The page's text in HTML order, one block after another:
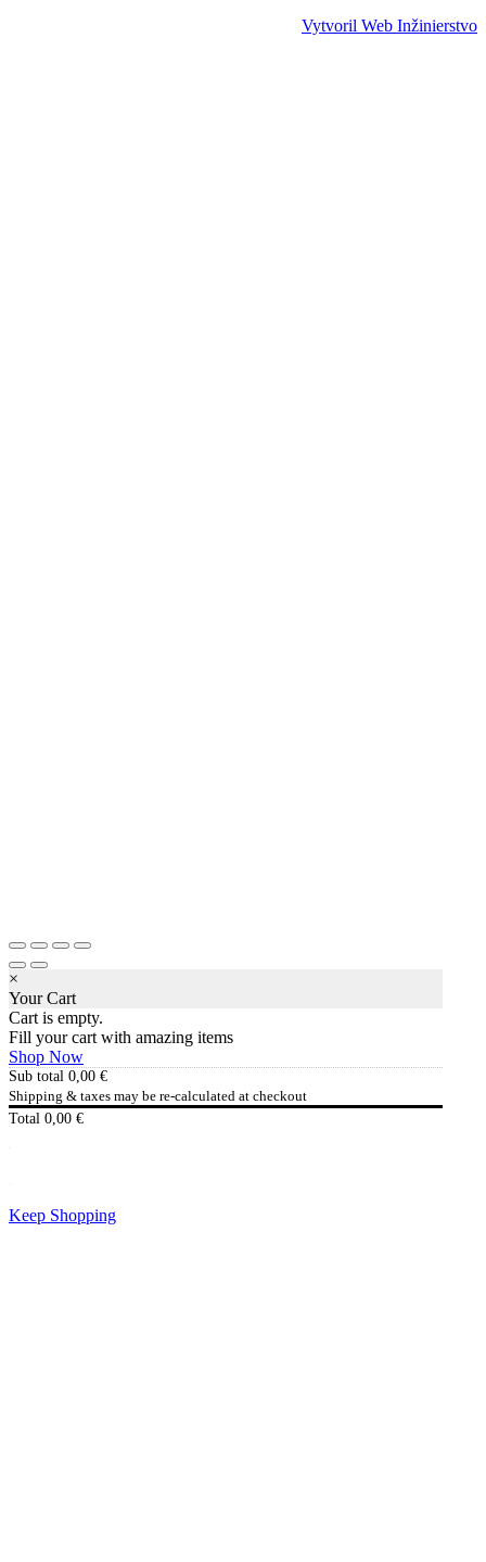
Vytvoril Web Inžinierstvo
×
Your Cart
Cart is empty.
Fill your cart with amazing items
Shop Now
Sub total 0,00 €
Shipping & taxes may be re-calculated at checkout
Total 0,00 €
Keep Shopping